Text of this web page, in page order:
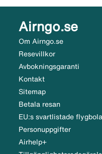
Airngo.se
Om Airngo.se
Resevillkor
Avbokningsgaranti
Kontakt
Sitemap
Betala resan
EU:s svartlistade
Personuppgifter
Airhelp+